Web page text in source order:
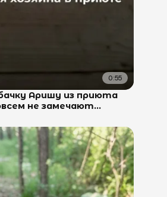
0:55
Аришу из приюта
не замечают...